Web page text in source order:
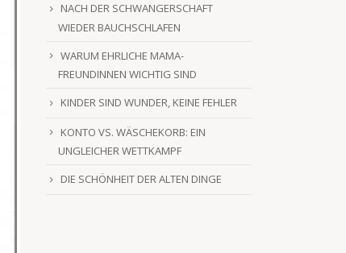
NACH DER SCHWANGERSCHAFT
WIEDER BAUCHSCHLAFEN
WARUM EHRLICHE MAMA-
FREUNDINNEN WICHTIG SIND
KINDER SIND WUNDER, KEINE FEHLER
KONTO VS. WÄSCHEKORB: EIN
UNGLEICHER WETTKAMPF
DIE SCHÖNHEIT DER ALTEN DINGE